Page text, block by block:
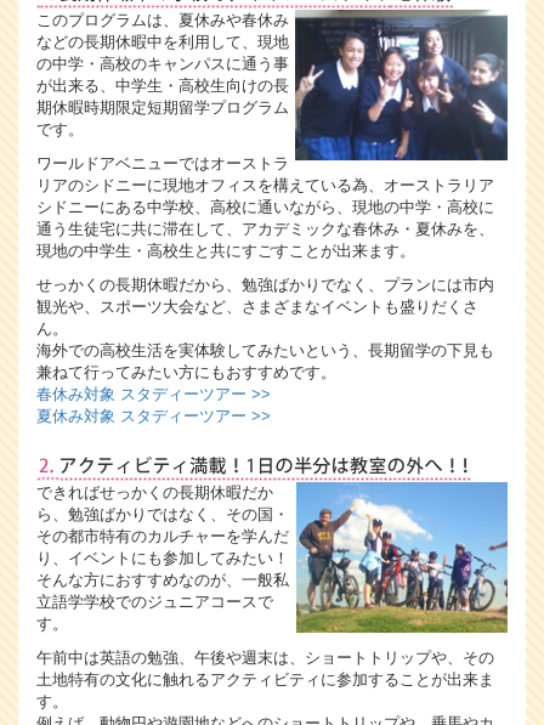
このプログラムは、夏休みや春休み
などの長期休暇中を利用して、現地
の中学・高校のキャンパスに通う事
が出来る、中学生・高校生向けの長
期休暇時期限定短期留学プログラム
です。
ワールドアベニューではオーストラ
リアのシドニーに現地オフィスを構えている為、オーストラリア
シドニーにある中学校、高校に通いながら、現地の中学・高校に
通う生徒宅に共に滞在して、アカデミックな春休み・夏休みを、
現地の中学生・高校生と共にすごすことが出来ます。
せっかくの長期休暇だから、勉強ばかりでなく、プランには市内
観光や、スポーツ大会など、さまざまなイベントも盛りだくさ
ん。
海外での高校生活を実体験してみたいという、長期留学の下見も
兼ねて行ってみたい方にもおすすめです。
春休み対象 スタディーツアー >>
夏休み対象 スタディーツアー >>
できればせっかくの長期休暇だか
ら、勉強ばかりではなく、その国・
その都市特有のカルチャーを学んだ
り、イベントにも参加してみたい！
そんな方におすすめなのが、一般私
立語学学校でのジュニアコースで
す。
午前中は英語の勉強、午後や週末は、ショートトリップや、その
土地特有の文化に触れるアクティビティに参加することが出来ま
す。